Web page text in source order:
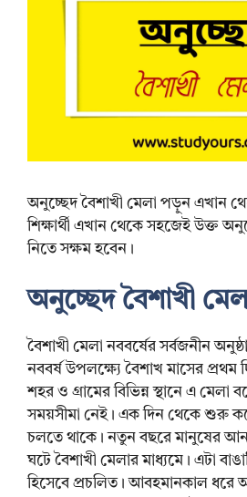
অনুচ্ছেদ বৈশাখী মেলা পড়ুন এখান
শিক্ষার্থী এখান থেকে সহজেই উক্ত
নিতে সক্ষম হবেন।
অনুচ্ছেদ বৈশাখী
বৈশাখী মেলা নববর্ষের সর্বজনীন
নববর্ষ উপলক্ষ্যে বৈশাখ মাসের প্রথম
শহর ও গ্রামের বিভিন্ন স্থানে এ মেলা
সময়সীমা নেই। এক দিন থেকে শুরু
চলতে থাকে। নতুন বছরে মানুষের
ঘটে বৈশাখী মেলার মাধ্যমে। এটা
হিসেবে প্রচলিত। আবহমানকাল ধরে